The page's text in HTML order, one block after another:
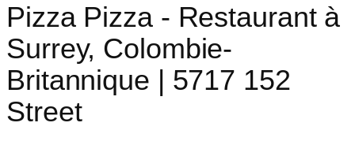
Pizza Pizza - Restaurant à
Surrey, Colombie-
Britannique | 5717 152
Street